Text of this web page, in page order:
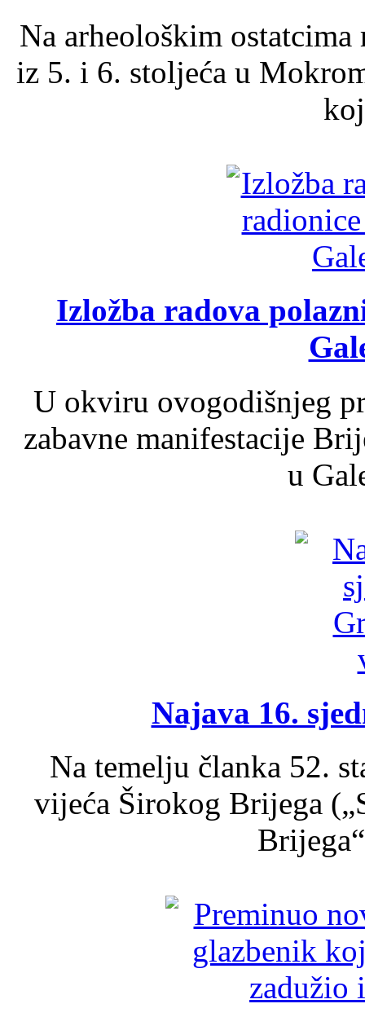
Na arheološkim
iz 5. i 6. stoljeća u
Izložba radova
U okviru ovogodišnjeg
zabavne manifestacije
u
Najava 16.
Na temelju članka 52.
vijeća Širokog Brijega